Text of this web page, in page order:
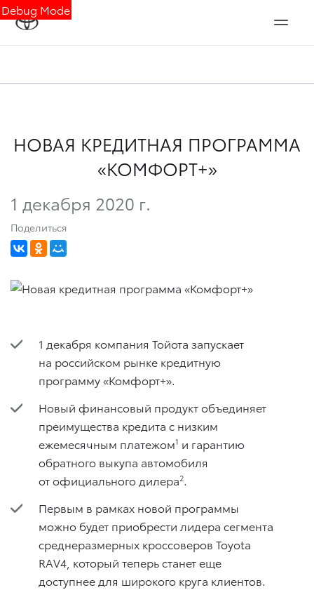
Debug Mode
НОВАЯ КРЕДИТНАЯ ПРОГРАММА
«КОМФОРТ+»
1 декабря 2020 г.
Поделиться
1 декабря компания Тойота запускает
на российском рынке кредитную
программу «Комфорт+».
Новый финансовый продукт объединяет
преимущества кредита с низким
ежемесячным платежом1 и гарантию
обратного выкупа автомобиля
от официального дилера2.
Первым в рамках новой программы
можно будет приобрести лидера сегмента
среднеразмерных кроссоверов Toyota
RAV4, который теперь станет еще
доступнее для широкого круга клиентов.